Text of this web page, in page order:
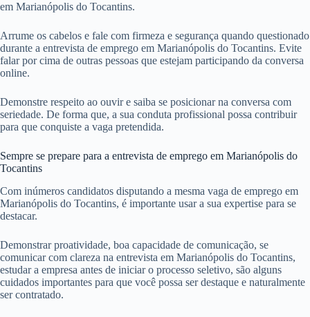
em Marianópolis do Tocantins.
Arrume os cabelos e fale com firmeza e segurança quando questionado
durante a entrevista de emprego em Marianópolis do Tocantins. Evite
falar por cima de outras pessoas que estejam participando da conversa
online.
Demonstre respeito ao ouvir e saiba se posicionar na conversa com
seriedade. De forma que, a sua conduta profissional possa contribuir
para que conquiste a vaga pretendida.
Sempre se prepare para a entrevista de emprego em Marianópolis do
Tocantins
Com inúmeros candidatos disputando a mesma vaga de emprego em
Marianópolis do Tocantins, é importante usar a sua expertise para se
destacar.
Demonstrar proatividade, boa capacidade de comunicação, se
comunicar com clareza na entrevista em Marianópolis do Tocantins,
estudar a empresa antes de iniciar o processo seletivo, são alguns
cuidados importantes para que você possa ser destaque e naturalmente
ser contratado.